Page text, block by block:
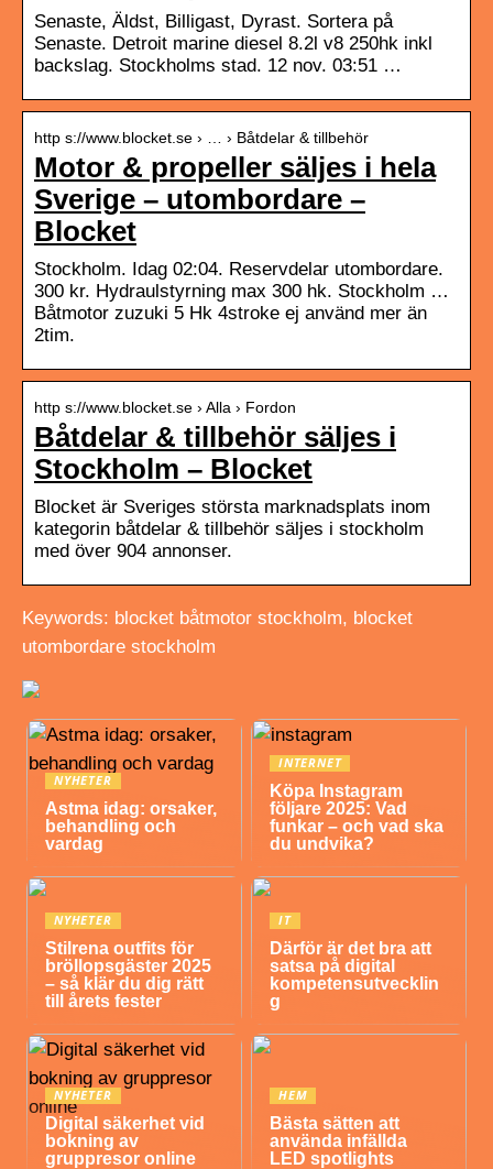
Senaste, Äldst, Billigast, Dyrast. Sortera på
Senaste. Detroit marine diesel 8.2l v8 250hk inkl
backslag. Stockholms stad. 12 nov. 03:51 …
http s://www.blocket.se › … › Båtdelar & tillbehör
Motor & propeller säljes i hela
Sverige – utombordare –
Blocket
Stockholm. Idag 02:04. Reservdelar utombordare.
300 kr. Hydraulstyrning max 300 hk. Stockholm …
Båtmotor zuzuki 5 Hk 4stroke ej använd mer än
2tim.
http s://www.blocket.se › Alla › Fordon
Båtdelar & tillbehör säljes i
Stockholm – Blocket
Blocket är Sveriges största marknadsplats inom
kategorin båtdelar & tillbehör säljes i stockholm
med över 904 annonser.
Keywords: blocket båtmotor stockholm, blocket
utombordare stockholm
NYHETER
Astma idag: orsaker,
behandling och
vardag
INTERNET
Köpa Instagram
följare 2025: Vad
funkar – och vad ska
du undvika?
NYHETER
Stilrena outfits för
bröllopsgäster 2025
– så klär du dig rätt
till årets fester
IT
Därför är det bra att
satsa på digital
kompetensutvecklin
g
NYHETER
Digital säkerhet vid
bokning av
gruppresor online
HEM
Bästa sätten att
använda infällda
LED spotlights